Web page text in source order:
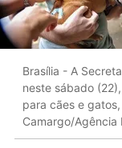
Brasília - A
neste sábado
para cães e
Camargo/Agência